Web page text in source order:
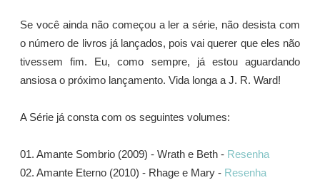
Se você ainda não começou a ler a série, não desista com
o número de livros já lançados, pois vai querer que eles não
tivessem fim. Eu, como sempre, já estou aguardando
ansiosa o próximo lançamento. Vida longa a J. R. Ward!
A Série já consta com os seguintes volumes:
01. Amante Sombrio (2009) - Wrath e Beth - Resenha
02. Amante Eterno (2010) - Rhage e Mary - Resenha